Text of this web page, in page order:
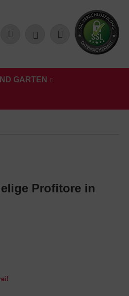
GARTEN
Profitore in